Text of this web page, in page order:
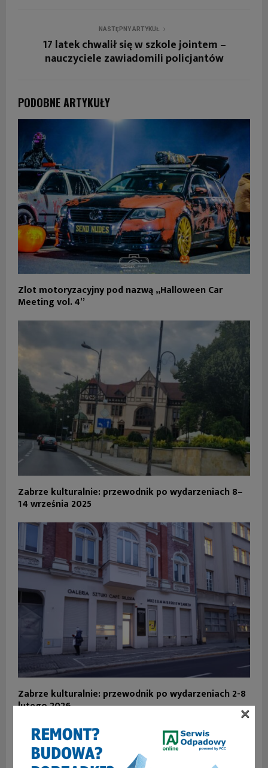
NASTĘPNY ARTYKUŁ
17 latek chwalił się w szkole jointem –
nauczyciele zawiadomili policjantów
PODOBNE ARTYKUŁY
Zlot motoryzacyjny pod nazwą „Halloween Car
Meeting vol. 4”
Zabrze kulturalnie: przewodnik po wydarzeniach 8–
14 września 2025
Zabrze kulturalnie: przewodnik po wydarzeniach 2-8
lutego 2026
SKOMENTUJ
×